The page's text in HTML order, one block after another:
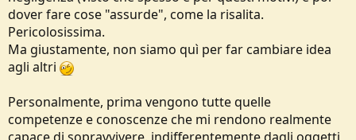
dover fare cose "assurde", come la risalita.
Pericolosissima.
Ma giustamente, non siamo quì per far cambiare idea
agli altri
Personalmente, prima vengono tutte quelle
competenze e conoscenze che mi rendono realmente